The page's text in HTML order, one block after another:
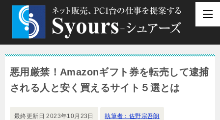
悪用厳禁！Amazonギフト券を転売して逮捕
される人と安く買えるサイト５選とは
最終更新日2023年10月23日 執筆者：佐野宗吾朗